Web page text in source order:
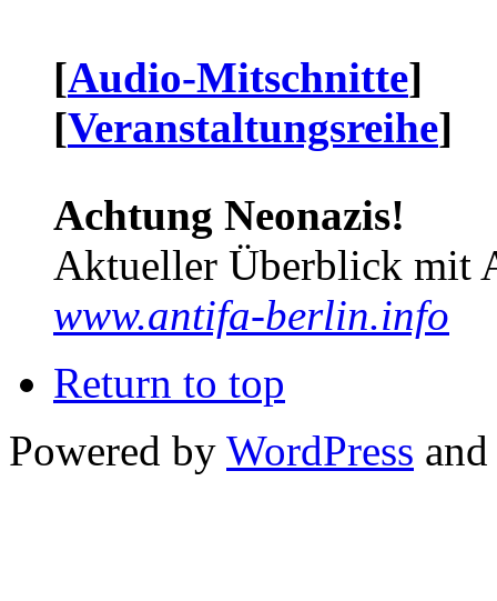
[Audio-Mitschnitte]
[Veranstaltungsreihe]
Achtung Neonazis!
Aktueller Überblick mit
www.antifa-berlin.info
Return to top
Powered by WordPress